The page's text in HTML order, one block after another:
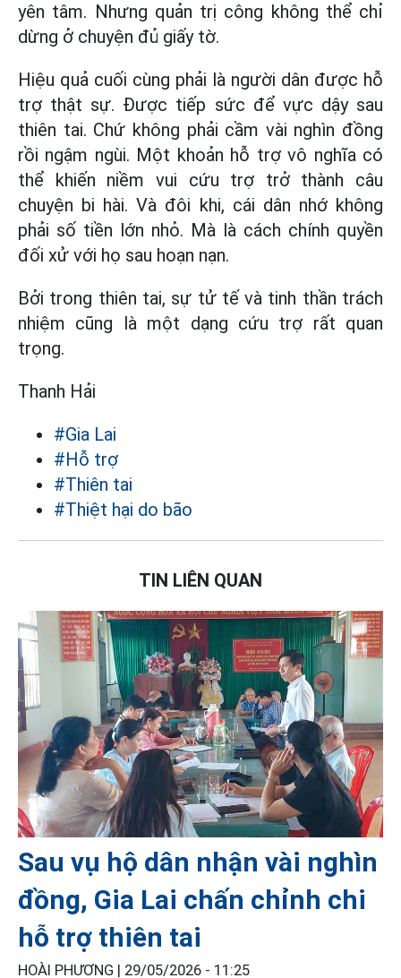
yên tâm. Nhưng quản trị công không thể chỉ
dừng ở chuyện đủ giấy tờ.
Hiệu quả cuối cùng phải là người dân được hỗ
trợ thật sự. Được tiếp sức để vực dậy sau
thiên tai. Chứ không phải cầm vài nghìn đồng
rồi ngậm ngùi. Một khoản hỗ trợ vô nghĩa có
thể khiến niềm vui cứu trợ trở thành câu
chuyện bi hài. Và đôi khi, cái dân nhớ không
phải số tiền lớn nhỏ. Mà là cách chính quyền
đối xử với họ sau hoạn nạn.
Bởi trong thiên tai, sự tử tế và tinh thần trách
nhiệm cũng là một dạng cứu trợ rất quan
trọng.
Thanh Hải
#Gia Lai
#Hỗ trợ
#Thiên tai
#Thiệt hại do bão
TIN LIÊN QUAN
Sau vụ hộ dân nhận vài nghìn
đồng, Gia Lai chấn chỉnh chi
hỗ trợ thiên tai
HOÀI PHƯƠNG | 29/05/2026 - 11:25